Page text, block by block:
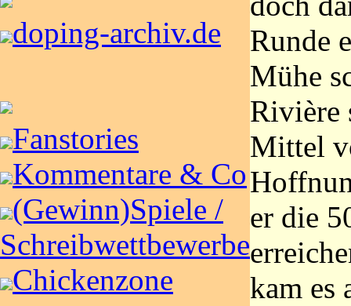
doping-archiv.de
Fanstories
Kommentare & Co
(Gewinn)Spiele /
Schreibwettbewerbe
Chickenzone
Runde
Mühe
Rivière
Mittel
er die
kam es